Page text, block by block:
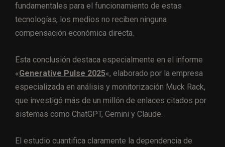
fundamentales para el funcionamiento de estas
tecnologías, los medios no reciben ninguna
compensación económica directa.
Esta conclusión destaca especialmente en el informe
«Generative Pulse 2025«, elaborado por la empresa
especializada en análisis y monitorización Muck Rack,
que investigó más de un millón de enlaces citados por
sistemas como ChatGPT, Gemini y Claude.
El estudio cuantifica claramente la dependencia de